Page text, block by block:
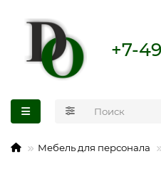
+7-
Мебель для персонала